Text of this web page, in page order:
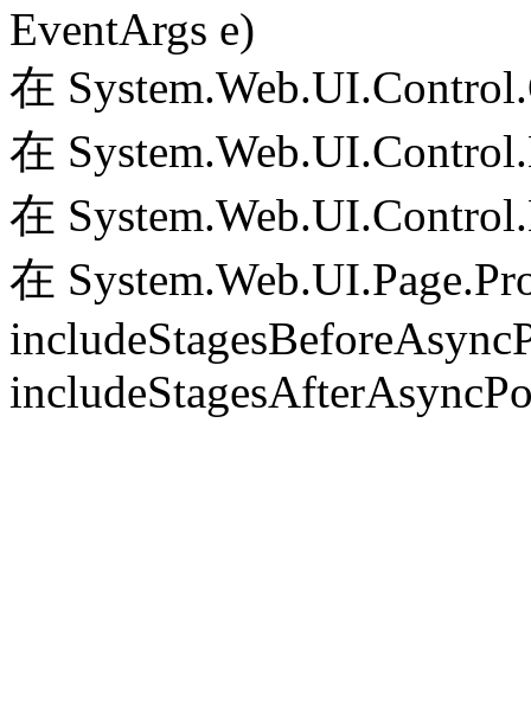
EventArgs e)
在
在
在
在